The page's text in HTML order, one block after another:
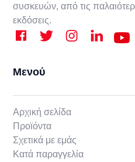
συσκευών, από τις
εκδόσεις.
Μενού
Αρχική σελίδα
Προϊόντα
Σχετικά με εμάς
Κατά παραγγελία